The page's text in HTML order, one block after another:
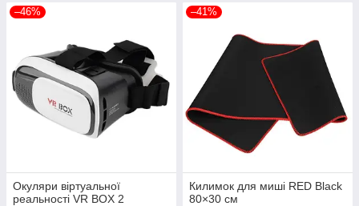
–46%
Окуляри віртуальної
реальності VR BOX 2
–41%
Килимок для миші RED Black
80×30 см